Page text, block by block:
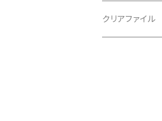
胴板
クリアファイル